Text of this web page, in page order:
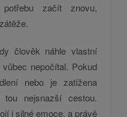
začít znovu,
člověk náhle vlastní
nepočítal. Pokud
nebo je zatížena
nejsnazší cestou.
i silné emoce, a právě